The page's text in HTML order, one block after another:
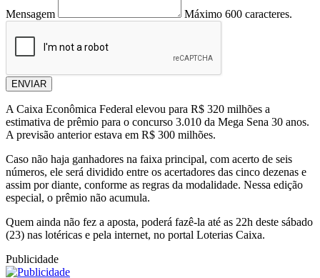
Mensagem Máximo 600 caracteres.
ENVIAR
A Caixa Econômica Federal elevou para R$ 320 milhões a
estimativa de prêmio para o concurso 3.010 da Mega Sena 30 anos.
A previsão anterior estava em R$ 300 milhões.
Caso não haja ganhadores na faixa principal, com acerto de seis
números, ele será dividido entre os acertadores das cinco dezenas e
assim por diante, conforme as regras da modalidade. Nessa edição
especial, o prêmio não acumula.
Quem ainda não fez a aposta, poderá fazê-la até as 22h deste sábado
(23) nas lotéricas e pela internet, no portal Loterias Caixa.
Publicidade